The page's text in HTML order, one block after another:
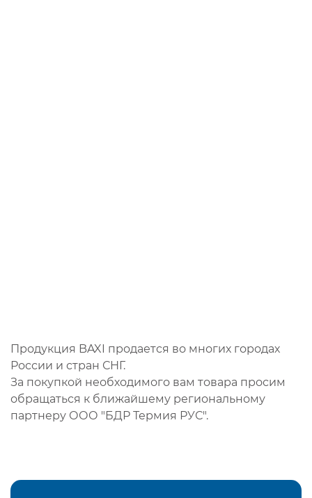
Продукция BAXI продается во многих городах
России и стран СНГ.
За покупкой необходимого вам товара просим
обращаться к ближайшему региональному
партнеру ООО "БДР Термия РУС".